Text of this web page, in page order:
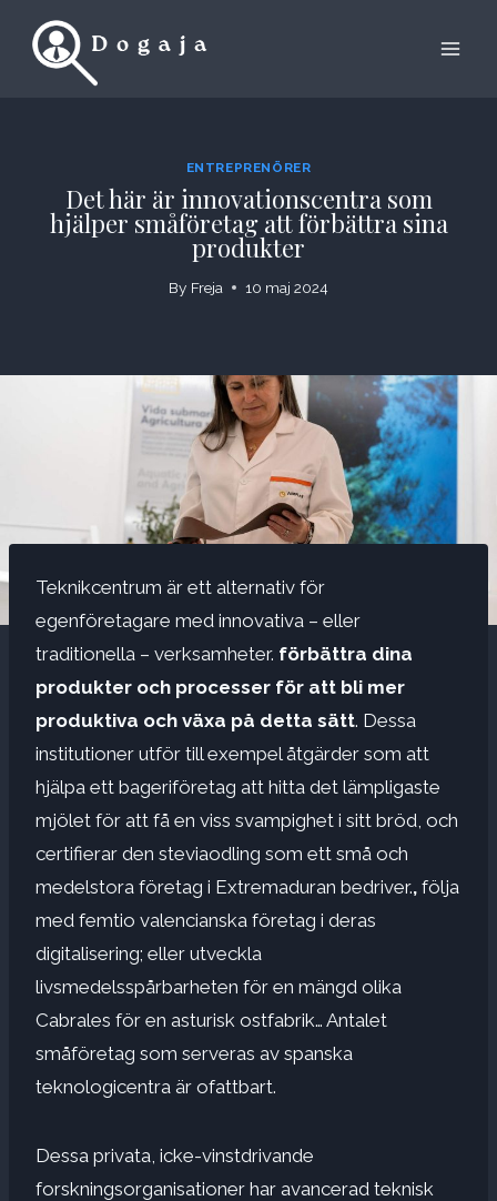
ENTREPRENÖRER
Det här är innovationscentra som
hjälper småföretag att förbättra sina
produkter
By Freja 10 maj 2024
Teknikcentrum är ett alternativ för
egenföretagare med innovativa – eller
traditionella – verksamheter. förbättra dina
produkter och processer för att bli mer
produktiva och växa på detta sätt. Dessa
institutioner utför till exempel åtgärder som att
hjälpa ett bageriföretag att hitta det lämpligaste
mjölet för att få en viss svampighet i sitt bröd, och
certifierar den steviaodling som ett små och
medelstora företag i Extremaduran bedriver., följa
med femtio valencianska företag i deras
digitalisering; eller utveckla
livsmedelsspårbarheten för en mängd olika
Cabrales för en asturisk ostfabrik… Antalet
småföretag som serveras av spanska
teknologicentra är ofattbart.
Dessa privata, icke-vinstdrivande
forskningsorganisationer har avancerad teknisk